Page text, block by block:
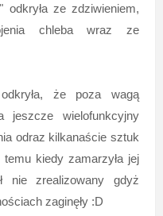
odkryła ze zdziwieniem,
chleba wraz ze
że poza wagą
jeszcze wielofunkcyjny
odraz kilkanaście sztuk
kiedy zamarzyła jej
nie zrealizowany gdyż
zaginęły :D